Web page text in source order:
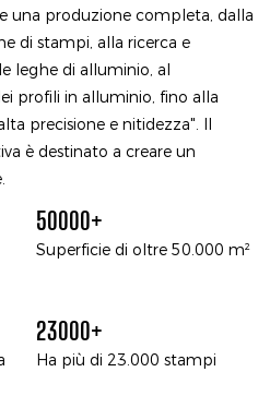
una produzione completa, dalla
di stampi, alla ricerca e
leghe di alluminio, al
profili in alluminio, fino alla
precisione e nitidezza". Il
è destinato a creare un
50000+
Superficie di oltre 50.000 m²
23000+
Ha più di 23.000 stampi